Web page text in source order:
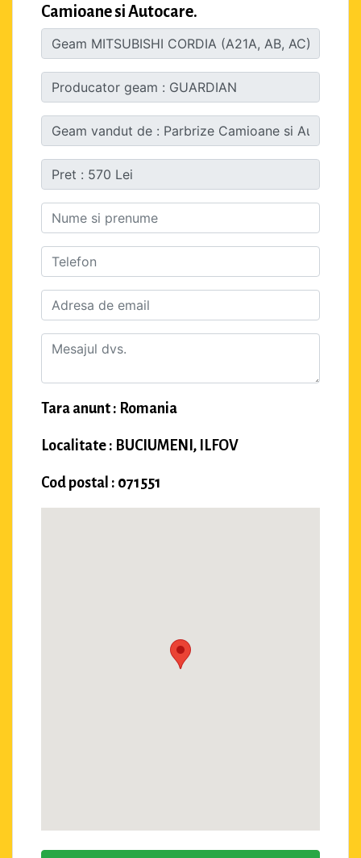
Camioane si Autocare.
Tara anunt : Romania
Localitate : BUCIUMENI, ILFOV
Cod postal : 071551